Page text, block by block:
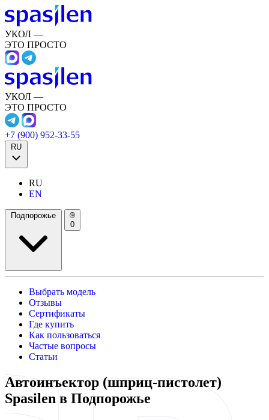
УКОЛ —
ЭТО ПРОСТО
УКОЛ —
ЭТО ПРОСТО
+7 (900) 952-33-55
RU
RU
EN
Подпорожье
0
Выбрать модель
Отзывы
Сертификаты
Где купить
Как пользоваться
Частые вопросы
Статьи
Автоинъектор (шприц-пистолет)
Spasilen в Подпорожье